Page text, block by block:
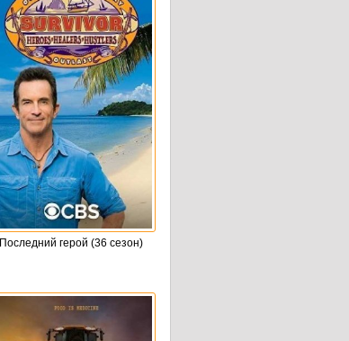
Последний герой (36 сезон)